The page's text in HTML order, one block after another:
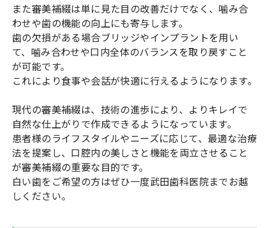
また審美補綴は単に見た目の改善だけでなく、噛み合
わせや歯の機能の向上にも寄与します。
歯の欠損がある場合ブリッジやインプラントを用い
て、噛み合わせや口内全体のバランスを取り戻すこと
が可能です。
これにより食事や会話が快適に行えるようになります。
現代の審美補綴は、技術の進歩により、よりキレイで
自然な仕上がりで作成できるようになっています。
患者様のライフスタイルやニーズに応じて、最適な治療
法を提案し、口腔内の美しさと機能を両立させること
が審美補綴の重要な目的です。
白い歯をご希望の方はぜひ一度武田歯科医院までお越
しください。